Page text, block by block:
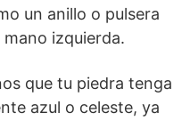
un anillo o pulsera
izquierda.
que tu piedra tenga
azul o celeste, ya